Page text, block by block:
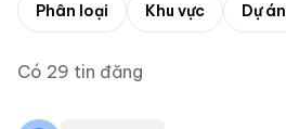
Phân loại Khu vực Dự án
Có 29 tin đăng